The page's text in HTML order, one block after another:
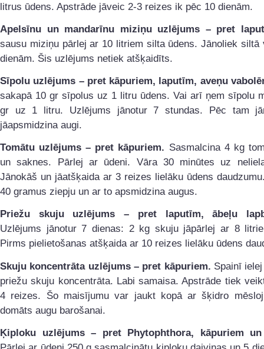
litrus ūdens. Apstrāde jāveic 2-3 reizes ik pēc 10 dienām.
Apelsīnu un mandarīnu miziņu uzlējums – pret
sausu miziņu pārlej ar 10 litriem silta ūdens. Jānoliek siltā
dienām. Šis uzlējums netiek atšķaidīts.
Sīpolu uzlējums – pret kāpuriem, laputīm, aveņu
sakapā 10 gr sīpolus uz 1 litru ūdens. Vai arī ņem sīpolu
gr uz 1 litru. Uzlējums jānotur 7 stundas. Pēc tam
jāapsmidzina augi.
Tomātu uzlējums – pret kāpuriem. Sasmalcina 4 kg
un saknes. Pārlej ar ūdeni. Vāra 30 minūtes uz
Jānokāš un jāatšķaida ar 3 reizes lielāku ūdens
40 gramus ziepju un ar to apsmidzina augus.
Priežu skuju uzlējums – pret laputīm, ābeļu
Uzlējums jānotur 7 dienas: 2 kg skuju jāpārlej ar 8
Pirms pielietošanas atšķaida ar 10 reizes lielāku ūdens
Skuju koncentrāta uzlējums – pret kāpuriem. Spainī
priežu skuju koncentrāta. Labi samaisa. Apstrāde tiek
4 reizes. Šo maisījumu var jaukt kopā ar šķidro
domāts augu barošanai.
Ķiploku uzlējums – pret Phytophthora, kāpuriem